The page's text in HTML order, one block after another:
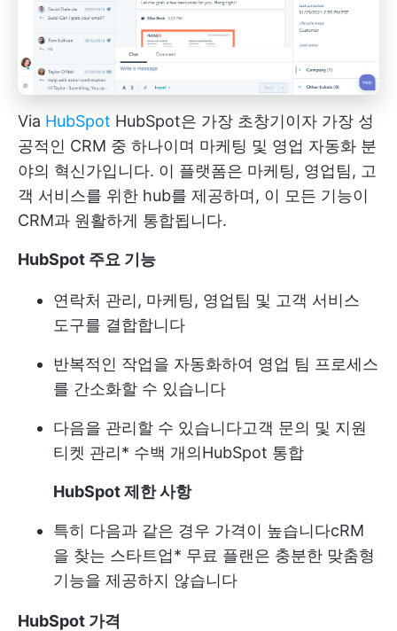
Via HubSpot HubSpot은 가장 초창기이자 가장 성
공적인 CRM 중 하나이며 마케팅 및 영업 자동화 분
야의 혁신가입니다. 이 플랫폼은 마케팅, 영업팀, 고
객 서비스를 위한 hub를 제공하며, 이 모든 기능이
CRM과 원활하게 통합됩니다.
HubSpot 주요 기능
연락처 관리, 마케팅, 영업팀 및 고객 서비스
도구를 결합합니다
반복적인 작업을 자동화하여 영업 팀 프로세스
를 간소화할 수 있습니다
다음을 관리할 수 있습니다고객 문의 및 지원
티켓 관리* 수백 개의HubSpot 통합
HubSpot 제한 사항
특히 다음과 같은 경우 가격이 높습니다cRM
을 찾는 스타트업* 무료 플랜은 충분한 맞춤형
기능을 제공하지 않습니다
HubSpot 가격